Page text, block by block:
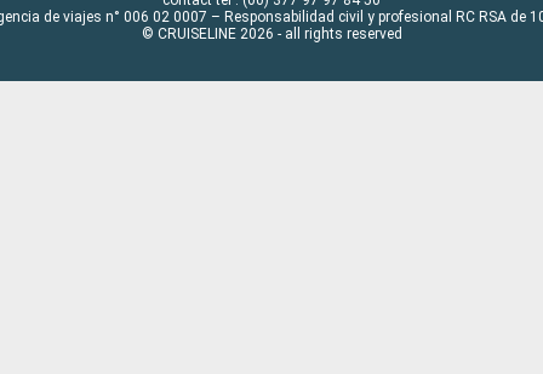
de viajes n° 006 02 0007 – Responsabilidad civil y profesional RC RSA de
© CRUISELINE 2026 - all rights reserved